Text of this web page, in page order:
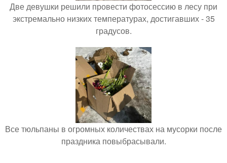
Две девушки решили провести фотосессию в лесу при
экстремально низких температурах, достигавших - 35
градусов.
Все тюльпаны в огромных количествах на мусорки после
праздника повыбрасывали.